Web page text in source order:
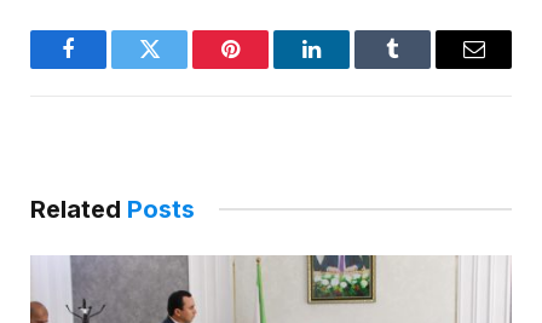
FacebookTwitter Pinterest LinkedInTumblr Email
Related Posts